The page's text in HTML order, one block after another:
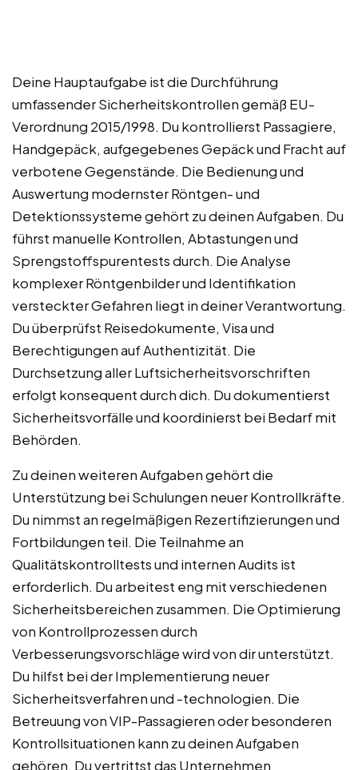
Deine Hauptaufgabe ist die Durchführung
umfassender Sicherheitskontrollen gemäß EU-
Verordnung 2015/1998. Du kontrollierst Passagiere,
Handgepäck, aufgegebenes Gepäck und Fracht auf
verbotene Gegenstände. Die Bedienung und
Auswertung modernster Röntgen- und
Detektionssysteme gehört zu deinen Aufgaben. Du
führst manuelle Kontrollen, Abtastungen und
Sprengstoffspurentests durch. Die Analyse
komplexer Röntgenbilder und Identifikation
versteckter Gefahren liegt in deiner Verantwortung.
Du überprüfst Reisedokumente, Visa und
Berechtigungen auf Authentizität. Die
Durchsetzung aller Luftsicherheitsvorschriften
erfolgt konsequent durch dich. Du dokumentierst
Sicherheitsvorfälle und koordinierst bei Bedarf mit
Behörden.
Zu deinen weiteren Aufgaben gehört die
Unterstützung bei Schulungen neuer Kontrollkräfte.
Du nimmst an regelmäßigen Rezertifizierungen und
Fortbildungen teil. Die Teilnahme an
Qualitätskontrolltests und internen Audits ist
erforderlich. Du arbeitest eng mit verschiedenen
Sicherheitsbereichen zusammen. Die Optimierung
von Kontrollprozessen durch
Verbesserungsvorschläge wird von dir unterstützt.
Du hilfst bei der Implementierung neuer
Sicherheitsverfahren und -technologien. Die
Betreuung von VIP-Passagieren oder besonderen
Kontrollsituationen kann zu deinen Aufgaben
gehören. Du vertrittst das Unternehmen